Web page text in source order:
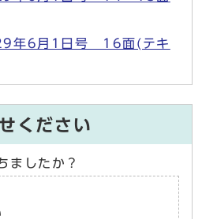
年6月1日号 16面(テキ
ください
ましたか？